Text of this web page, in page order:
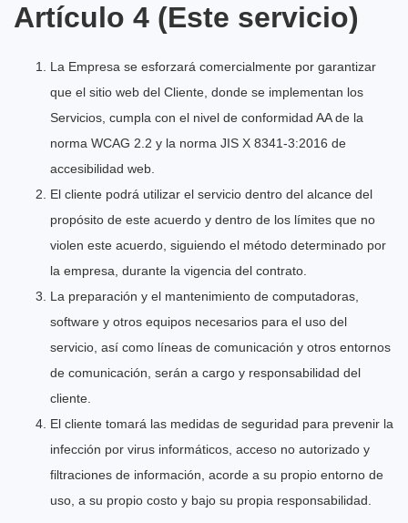
Artículo 4 (Este servicio)
La Empresa se esforzará comercialmente por garantizar
que el sitio web del Cliente, donde se implementan los
Servicios, cumpla con el nivel de conformidad AA de la
norma WCAG 2.2 y la norma JIS X 8341-3:2016 de
accesibilidad web.
El cliente podrá utilizar el servicio dentro del alcance del
propósito de este acuerdo y dentro de los límites que no
violen este acuerdo, siguiendo el método determinado por
la empresa, durante la vigencia del contrato.
La preparación y el mantenimiento de computadoras,
software y otros equipos necesarios para el uso del
servicio, así como líneas de comunicación y otros entornos
de comunicación, serán a cargo y responsabilidad del
cliente.
El cliente tomará las medidas de seguridad para prevenir la
infección por virus informáticos, acceso no autorizado y
filtraciones de información, acorde a su propio entorno de
uso, a su propio costo y bajo su propia responsabilidad.